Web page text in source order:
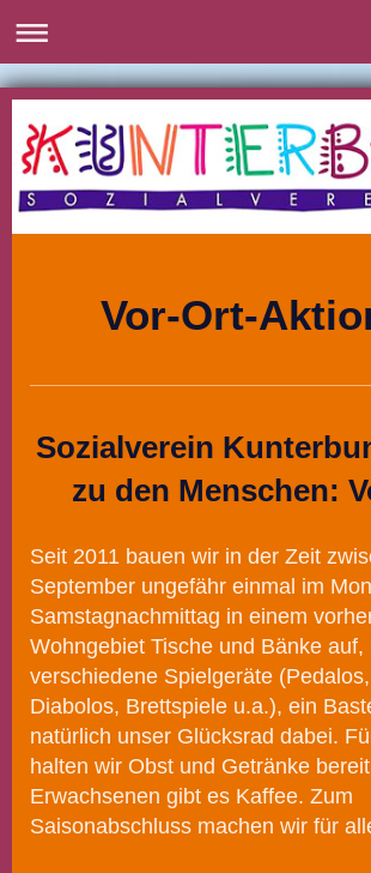
Vor-Ort-
Sozialverein
zu den Menschen:
Seit 2011 bauen wir in der Zeit
September ungefähr einmal im
Samstagnachmittag in einem
Wohngebiet Tische und Bänke auf,
verschiedene Spielgeräte
Diabolos, Brettspiele u.a.), ein
natürlich unser Glücksrad dabei.
halten wir Obst und Getränke
Erwachsenen gibt es Kaffee. Zum
Saisonabschluss machen wir für